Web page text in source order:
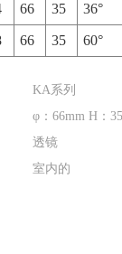
66 35 36°
66 35 60°
KA系列
φ：66mm H：
透镜
室内的